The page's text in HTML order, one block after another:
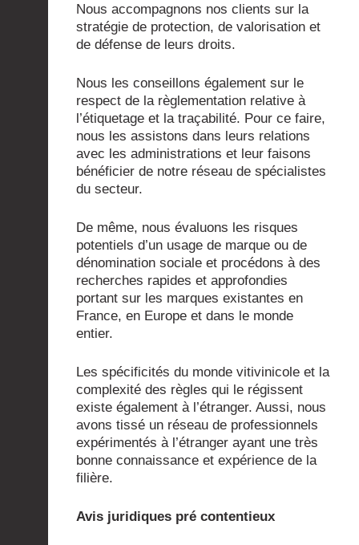
Nous accompagnons nos clients sur la
stratégie de protection, de valorisation et
de défense de leurs droits.
Nous les conseillons également sur le
respect de la règlementation relative à
l’étiquetage et la traçabilité. Pour ce faire,
nous les assistons dans leurs relations
avec les administrations et leur faisons
bénéficier de notre réseau de spécialistes
du secteur.
De même, nous évaluons les risques
potentiels d’un usage de marque ou de
dénomination sociale et procédons à des
recherches rapides et approfondies
portant sur les marques existantes en
France, en Europe et dans le monde
entier.
Les spécificités du monde vitivinicole et la
complexité des règles qui le régissent
existe également à l’étranger. Aussi, nous
avons tissé un réseau de professionnels
expérimentés à l’étranger ayant une très
bonne connaissance et expérience de la
filière.
Avis juridiques pré contentieux